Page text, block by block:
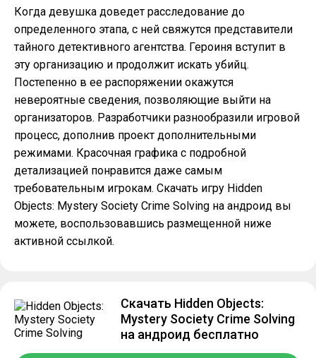
Когда девушка доведет расследование до
определенного этапа, с ней свяжутся представители
тайного детективного агентства. Героиня вступит в
эту организацию и продолжит искать убийц.
Постепенно в ее распоряжении окажутся
невероятные сведения, позволяющие выйти на
организаторов. Разработчики разнообразили игровой
процесс, дополнив проект дополнительными
режимами. Красочная графика с подробной
детализацией понравится даже самым
требовательным игрокам. Скачать игру Hidden
Objects: Mystery Society Crime Solving на андроид вы
можете, воспользовавшись размещенной ниже
активной ссылкой.
Скачать Hidden Objects:
Mystery Society Crime Solving
на андроид бесплатно